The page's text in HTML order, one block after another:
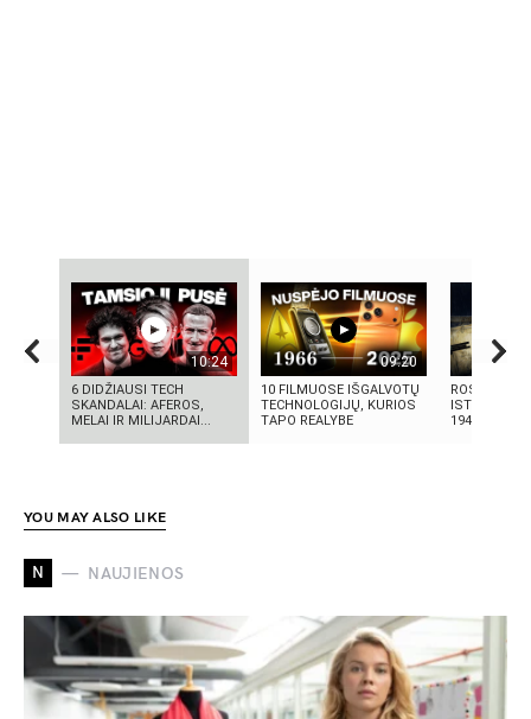
10:24
6 DIDŽIAUSI TECH
SKANDALAI: AFEROS,
MELAI IR MILIJARDAI...
09:20
10 FILMUOSE IŠGALVOTŲ
TECHNOLOGIJŲ, KURIOS
TAPO REALYBE
ROSVELO
ISTORIJA:
1947-
YOU MAY ALSO LIKE
N NAUJIENOS